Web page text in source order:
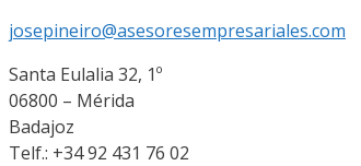
josepineiro@asesoresempresariales.com
Santa Eulalia 32, 1º
06800 – Mérida
Badajoz
Telf.: +34 92 431 76 02